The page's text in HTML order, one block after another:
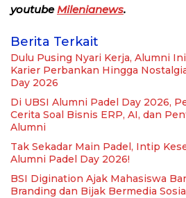
youtube Milenianews.
Berita Terkait
Dulu Pusing Nyari Kerja, Alumni
Karier Perbankan Hingga
Day 2026
Di UBSI Alumni Padel Day 2026,
Cerita Soal Bisnis ERP, AI, dan
Alumni
Tak Sekadar Main Padel, Intip
Alumni Padel Day 2026!
BSI Digination Ajak Mahasiswa
Branding dan Bijak Bermedia